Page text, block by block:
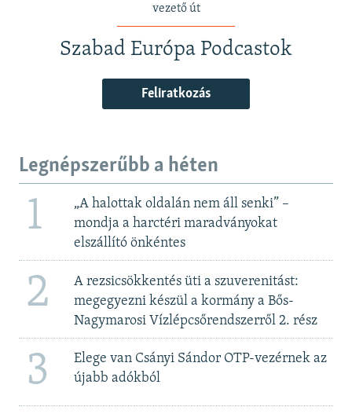
vezető út
Szabad Európa Podcastok
Feliratkozás
Legnépszerűbb a héten
1
„A halottak oldalán nem áll senki” –
mondja a harctéri maradványokat
elszállító önkéntes
2
A rezsicsökkentés üti a szuverenitást:
megegyezni készül a kormány a Bős-
Nagymarosi Vízlépcsőrendszerről 2. rész
3
Elege van Csányi Sándor OTP-vezérnek az
újabb adókból